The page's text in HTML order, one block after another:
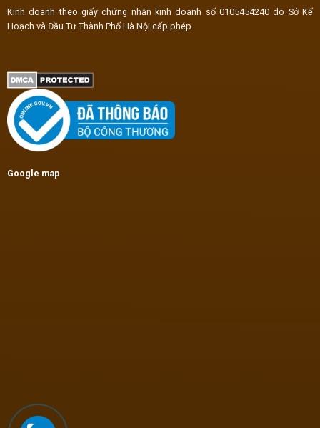
Kinh doanh theo giấy chứng nhận kinh doanh số 0105454240 do Sở Kế
Hoạch và Đầu Tư Thành Phố Hà Nội cấp phép.
Google map